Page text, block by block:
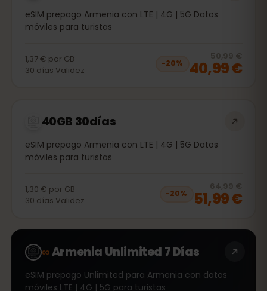
eSIM prepago Armenia con LTE | 4G | 5G Datos
móviles para turistas
1,37 € por GB
30 días Validez
−20%
50,99 €
40,99 €
40GB 30días
eSIM prepago Armenia con LTE | 4G | 5G Datos
móviles para turistas
1,30 € por GB
30 días Validez
−20%
64,99 €
51,99 €
∞Armenia Unlimited 7 Días
eSIM prepago Unlimited para Armenia con datos
móviles LTE | 4G | 5G para turistas